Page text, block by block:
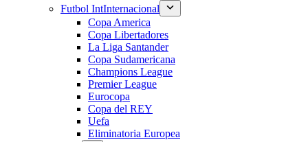
Futbol IntInternacional
Copa America
Copa Libertadores
La Liga Santander
Copa Sudamericana
Champions League
Premier League
Eurocopa
Copa del REY
Uefa
Eliminatoria Europea